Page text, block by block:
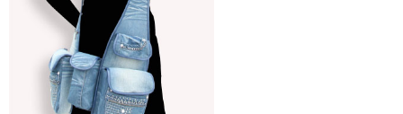
ＦＦＢ301（幅広タイプ一覧）
FFB302(スリムタイプ一覧）
バッグ&ポーチ